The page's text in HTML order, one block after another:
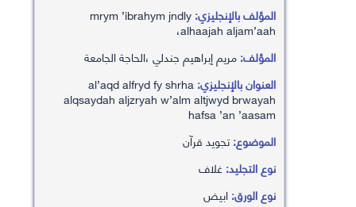
المؤلف بالإنجليزي:mrym ’ibrahym jndly
،alhaajah aljam’aah
المؤلف:مريم إبراهيم جندلي ،الحاجة الجامعة
العنوان بالإنجليزي:al’aqd alfryd fy shrha
alqsaydah aljzryah w’alm altjwyd brwayah
hafsa ’an ’aasam
الموضوع:تجويد قرآن
نوع التجليد:غلاف
نوع الورق:ابيض